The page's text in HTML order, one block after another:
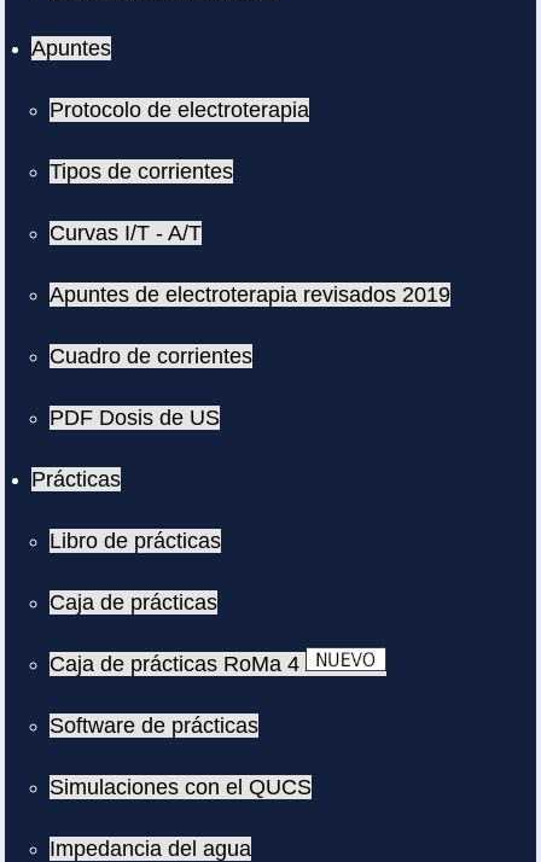
Apuntes
Protocolo de electroterapia
Tipos de corrientes
Curvas I/T - A/T
Apuntes de electroterapia revisados 2019
Cuadro de corrientes
PDF Dosis de US
Prácticas
Libro de prácticas
Caja de prácticas
Caja de prácticas RoMa 4
Software de prácticas
Simulaciones con el QUCS
Impedancia del agua